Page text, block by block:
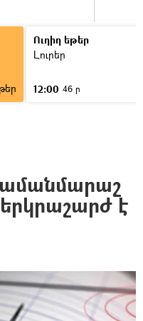
Ուղիղ եթեր
Լուրեր
12:00 46 ր
է